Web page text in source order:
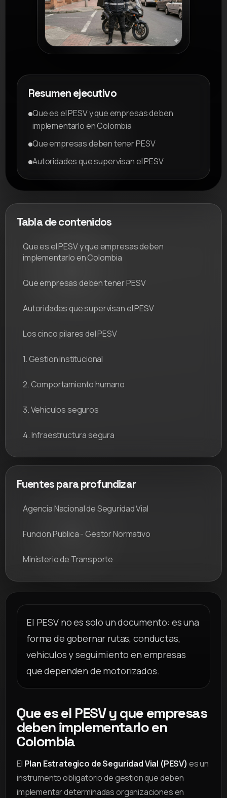
Resumen ejecutivo
Que es el PESV y que empresas deben
implementarlo en Colombia
Que empresas deben tener PESV
Autoridades que supervisan el PESV
Tabla de contenidos
Que es el PESV y que empresas deben
implementarlo en Colombia
Que empresas deben tener PESV
Autoridades que supervisan el PESV
Los cinco pilares del PESV
1. Gestion institucional
2. Comportamiento humano
3. Vehiculos seguros
4. Infraestructura segura
Fuentes para profundizar
Agencia Nacional de Seguridad Vial
Funcion Publica - Gestor Normativo
Ministerio de Transporte
El PESV no es solo un documento: es una
forma de gobernar rutas, conductas,
vehiculos y seguimiento en empresas
que dependen de motorizados.
Que es el PESV y que empresas
deben implementarlo en
Colombia
El Plan Estrategico de Seguridad Vial (PESV) es un
instrumento obligatorio de gestion que deben
implementar determinadas organizaciones en